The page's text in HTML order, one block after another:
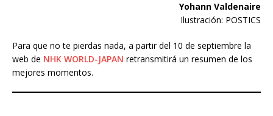
Yohann Valdenaire
Ilustración: POSTICS
Para que no te pierdas nada, a partir del 10 de septiembre la
web de NHK WORLD-JAPAN retransmitirá un resumen de los
mejores momentos.